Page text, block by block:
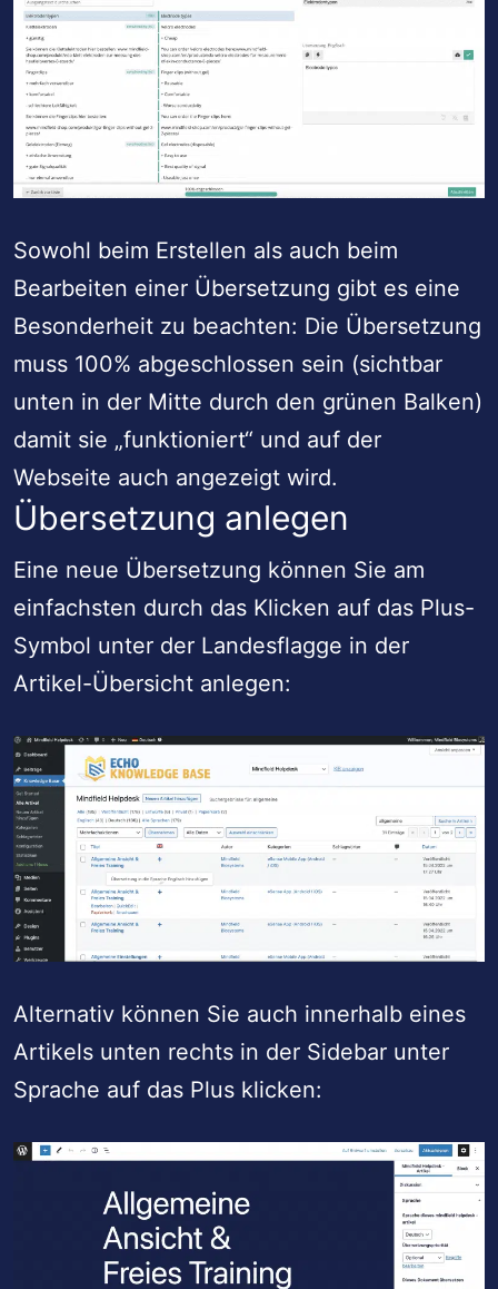
Sowohl beim Erstellen als auch beim
Bearbeiten einer Übersetzung gibt es eine
Besonderheit zu beachten: Die Übersetzung
muss 100% abgeschlossen sein (sichtbar
unten in der Mitte durch den grünen Balken)
damit sie „funktioniert“ und auf der
Webseite auch angezeigt wird.
Übersetzung anlegen
Eine neue Übersetzung können Sie am
einfachsten durch das Klicken auf das Plus-
Symbol unter der Landesflagge in der
Artikel-Übersicht anlegen:
Alternativ können Sie auch innerhalb eines
Artikels unten rechts in der Sidebar unter
Sprache auf das Plus klicken: